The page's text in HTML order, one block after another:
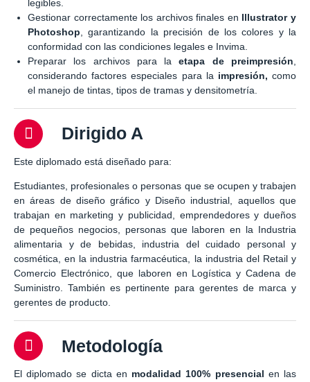
legibles.
Gestionar correctamente los archivos finales en Illustrator y
Photoshop , garantizando la precisión de los colores y la
conformidad con las condiciones legales e Invima.
Preparar los archivos para laetapa de preimpresión
considerando factores especiales para la impresión, como
el manejo de tintas, tipos de tramas y densitometría.
Dirigido A
Este diplomado está diseñado para:
Estudiantes, profesionales o personas que se ocupen y trabajen
en áreas de diseño gráfico y Diseño industrial, aquellos que
trabajan en marketing y publicidad, emprendedores y dueños
de pequeños negocios, personas que laboren en la Industria
alimentaria y de bebidas, industria del cuidado personal y
cosmética, en la industria farmacéutica, la industria del Retail y
Comercio Electrónico, que laboren en Logística y Cadena de
Suministro. También es pertinente para gerentes de marca y
gerentes de producto.
Metodología
El diplomado se dicta en modalidad 100% presencial en las